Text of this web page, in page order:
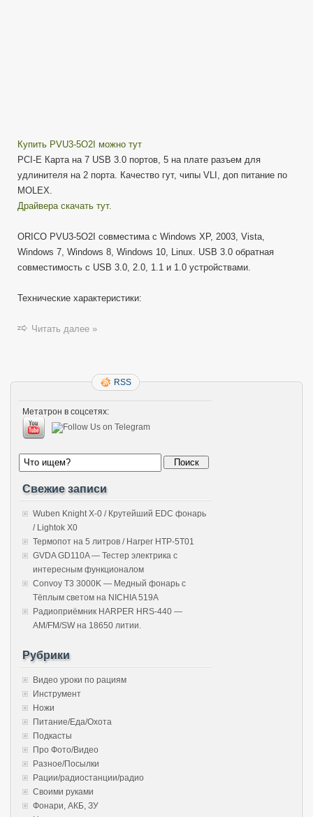
Купить PVU3-5O2I можно тут
PCI-E Карта на 7 USB 3.0 портов, 5 на плате разъем для
удлинителя на 2 порта. Качество гут, чипы VLI, доп питание по
MOLEX.
Драйвера скачать тут.
ORICO PVU3-5O2I совместима с Windows XP, 2003, Vista,
Windows 7, Windows 8, Windows 10, Linux. USB 3.0 обратная
совместимость с USB 3.0, 2.0, 1.1 и 1.0 устройствами.
Технические характеристики:
Читать далее »
RSS
Метатрон в соцсетях:
Свежие записи
Wuben Knight X-0 / Крутейший EDC фонарь
/ Lightok X0
Термопот на 5 литров / Harper HTP-5T01
GVDA GD110A — Тестер электрика с
интересным функционалом
Convoy T3 3000K — Медный фонарь с
Тёплым светом на NICHIA 519A
Радиоприёмник HARPER HRS-440 —
AM/FM/SW на 18650 литии.
Рубрики
Видео уроки по рациям
Инструмент
Ножи
Питание/Еда/Охота
Подкасты
Про Фото/Видео
Разное/Посылки
Рации/радиостанции/радио
Своими руками
Фонари, АКБ, ЗУ